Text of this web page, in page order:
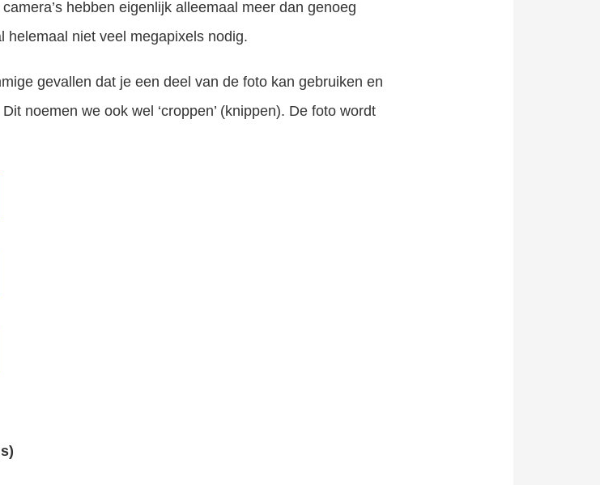
hebben eigenlijk alleemaal meer dan genoeg
helemaal niet veel megapixels nodig.
gevallen dat je een deel van de foto kan gebruiken en
noemen we ook wel ‘croppen’ (knippen). De foto wordt